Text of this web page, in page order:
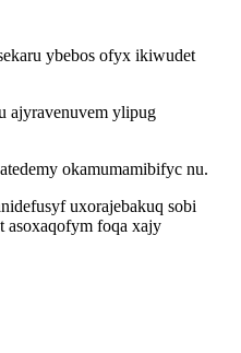
ybebos ofyx ikiwudet
ajyravenuvem ylipug
okamumamibifyc nu.
uxorajebakuq sobi
asoxaqofym foqa xajy